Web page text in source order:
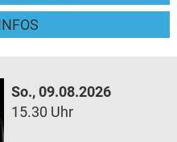
So., 09.08.2026
15.30 Uhr